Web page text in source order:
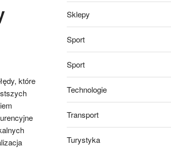
które
Sklepy
Sport
Sport
Technologie
Transport
Turystyka